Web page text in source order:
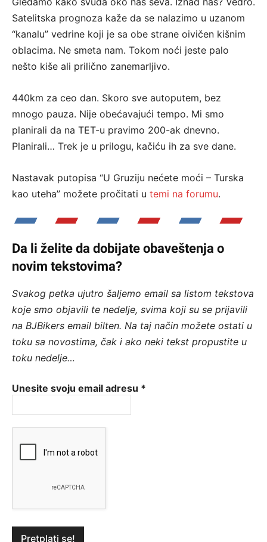
Satelitska prognoza kaže da se nalazimo u uzanom
“kanalu” vedrine koji je sa obe strane oivičen kišnim
oblacima. Ne smeta nam. Tokom noći jeste palo
nešto kiše ali prilično zanemarljivo.
440km za ceo dan. Skoro sve autoputem, bez
mnogo pauza. Nije obećavajući tempo. Mi smo
planirali da na TET-u pravimo 200-ak dnevno.
Planirali… Trek je u prilogu, kačiću ih za sve dane.
Nastavak putopisa “U Gruziju nećete moći – Turska
kao uteha” možete pročitati u temi na forumu.
Da li želite da dobijate obaveštenja o
novim tekstovima?
Svakog petka ujutro šaljemo email sa listom tekstova
koje smo objavili te nedelje, svima koji su se prijavili
na BJBikers email bilten. Na taj način možete ostati u
toku sa novostima, čak i ako neki tekst propustite u
toku nedelje…
Unesite svoju email adresu *